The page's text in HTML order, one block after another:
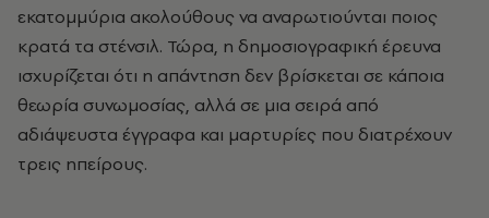
εκατομμύρια ακολούθους να αναρωτιούνται ποιος
κρατά τα στένσιλ. Τώρα, η δημοσιογραφική έρευνα
ισχυρίζεται ότι η απάντηση δεν βρίσκεται σε κάποια
θεωρία συνωμοσίας, αλλά σε μια σειρά από
αδιάψευστα έγγραφα και μαρτυρίες που διατρέχουν
τρεις ηπείρους.